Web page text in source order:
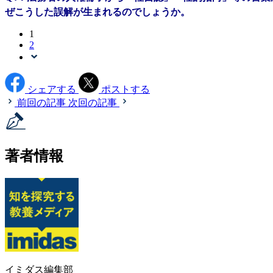
ぜこうした誤解が生まれるのでしょうか。
1
2
シェアする
ポストする
前回の記事 次回の記事
著者情報
イミダス編集部